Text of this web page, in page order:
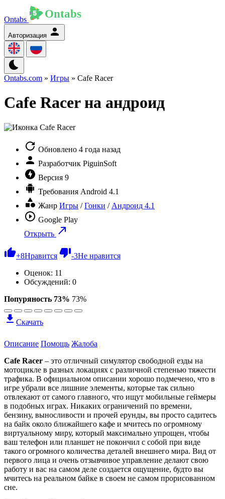
Ontabs
Авторизация
Ontabs.com » Игры » Cafe Racer
Cafe Racer на андроид
Обновлено 4 года назад
Разработчик PiguinSoft
Версия 9
Требования Android 4.1
Жанр Игры /Гонки / Андроид 4.1
Google Play
Открыть
+8Нравится -3Не нравится
Оценок: 11
Обсуждений: 0
Попуряность 73% 73%
Скачать
Описание Помощь Жалоба
Cafe Racer – это отличный симулятор свободной езды на
мотоцикле в разных локациях с различной степенью тяжести
трафика. В официальном описании хорошо подмечено, что в
игре убрали все лишние элементы, которые так сильно
отвлекают от самого главного, что ищут мобильные геймеры
в подобных играх. Никаких ограничений по времени,
бензину, выносливости и прочей ерунды, вы просто садитесь
на байк около ближайшего кафе и мчитесь по огромному
виртуальному миру, который максимально упрощен, чтобы
ваш телефон или планшет не покончил с собой при виде
такого огромного количества деталей внешнего мира. Вид от
первого лица и очень отзывчивое управление делают свою
работу и вас на самом деле создается ощущение, будто вы
мчитесь на реальном байке в своем не самом прорисованном
сне.